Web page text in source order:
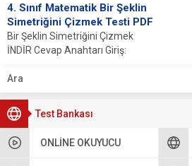
Test Bankası
ONLINE OKUYUCU
4. Sınıf Matematik Bir Şeklin
Simetriğini Çizmek Testi PDF
Bir Şeklin Simetriğini Çizmek
İNDİR Cevap Anahtarı Giriş:
belirli bir...